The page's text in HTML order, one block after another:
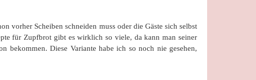
vorher Scheiben schneiden muss oder die Gäste sich selbst
für Zupfbrot gibt es wirklich so viele, da kann man seiner
bekommen. Diese Variante habe ich so noch nie gesehen,